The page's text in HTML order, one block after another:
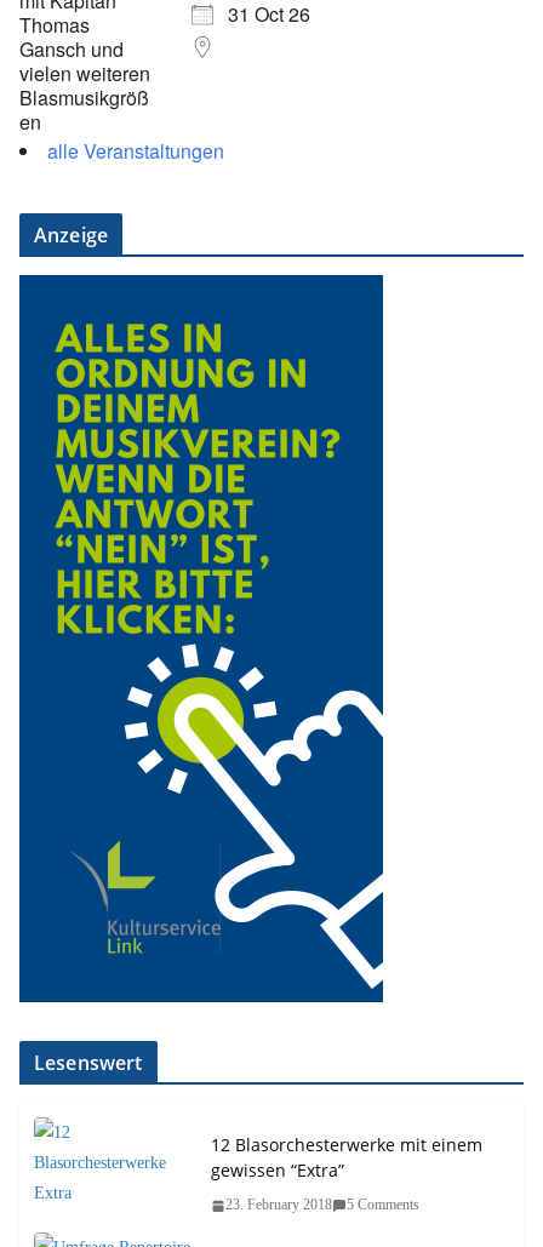
31 Oct 26
alle Veranstaltungen
Anzeige
Lesenswert
12 Blasorchesterwerke mit einem
gewissen “Extra”
23. February 2018 5 Comments